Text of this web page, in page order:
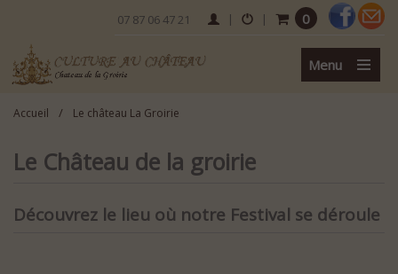
07 87 06 47 21 | | 0
Menu
Accueil / Le château La Groirie
Le Château de la groirie
Découvrez le lieu où notre Festival se déroule